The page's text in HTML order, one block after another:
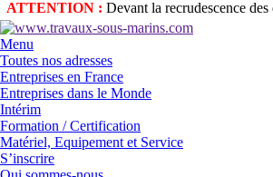
ATTENTION :Devant la recrudescence des
Menu
Toutes nos adresses
Entreprises en France
Entreprises dans le Monde
Intérim
Formation / Certification
Matériel, Equipement et Service
S’inscrire